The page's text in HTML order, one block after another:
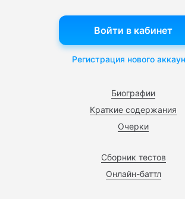
Биографии
Краткие содержания
Очерки
Сборник тестов
Онлайн-баттл
Войти в кабинет
Регистрация нового